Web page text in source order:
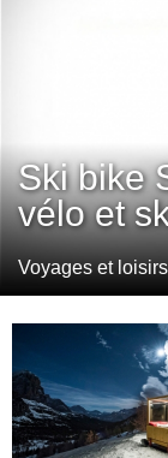
Ski bike
vélo et
Voyages et loisirs